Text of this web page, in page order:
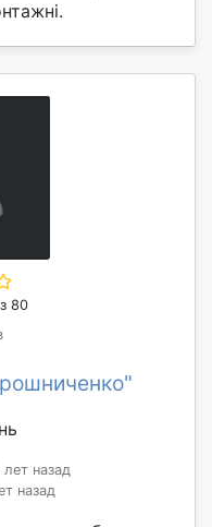
80
назад
назад